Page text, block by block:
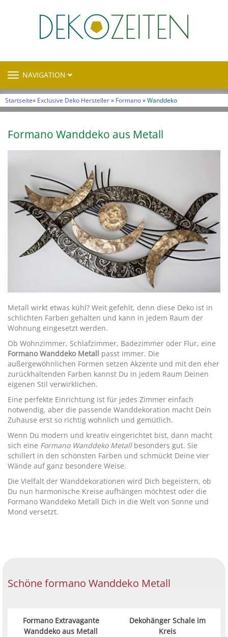
TOGGLE
NAVIGATION
Startseite» Exclusive Deko Hersteller» Formano» Wanddeko
Formano Wanddeko aus Metall
Metall wirkt etwas kühl? Weit gefehlt, denn diese Deko ist in
schlichten Farben gehalten und kann in jedem Raum der
Wohnung eingesetzt werden.
Ob Wohnzimmer, Schlafzimmer, Badezimmer oder Flur, eine
Formano Wanddeko Metall passt immer. Die
außergewöhnlichen Formen setzen Akzente und mit den eher
zurückhaltenden Farben kannst Du in jedem Raum Deinen
eigenen Stil verwirklichen.
Eine perfekte Einrichtung ist für jedes Zimmer einfach
notwendig, aber die passende Wanddekoration macht Dein
Zuhause erst so richtig wohnlich und gemütlich.
Wenn Du modern und kreativ eingerichtet bist, dann macht
sich eine Formano Wanddeko Metallbesonders gut. Sie
schillert in den schönsten Farben und schmückt Deine vier
Wände auf ganz besondere Weise.
Die Vielfalt der Wanddekorationen wird Dich begeistern, ob
Du nun harmonische Kreise aufhängen möchtest oder die
Formano Wanddeko Metall Dich in die Welt von Sonne und
Mond versetzt.
Schöne formano Wanddeko Metall
Formano Extravagante
Wanddeko aus Metall
Dekohänger Schale im
Kreis